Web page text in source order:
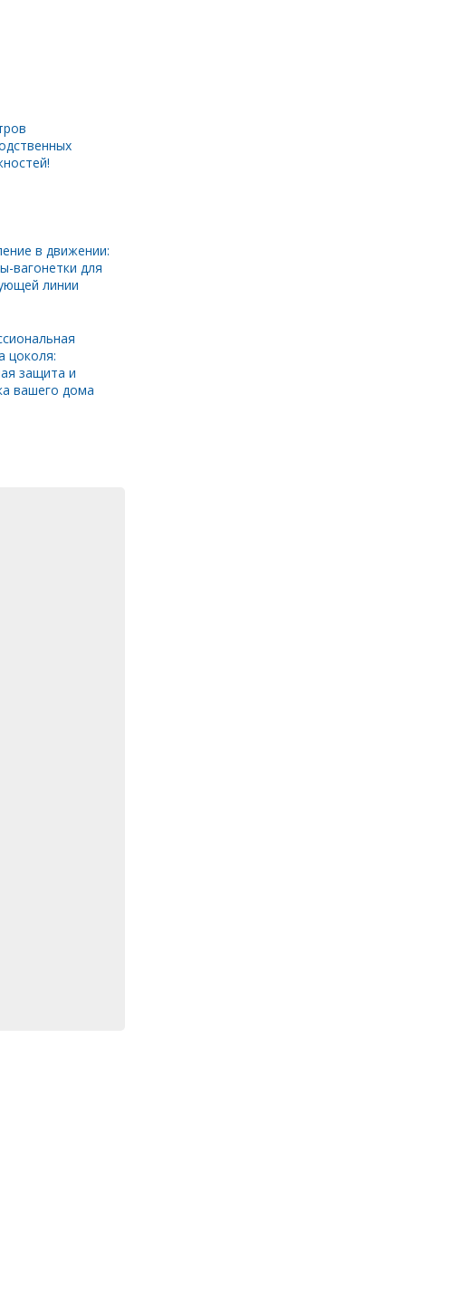
в движении:
вагонетки для
линии
цоколя:
защита и
вашего дома